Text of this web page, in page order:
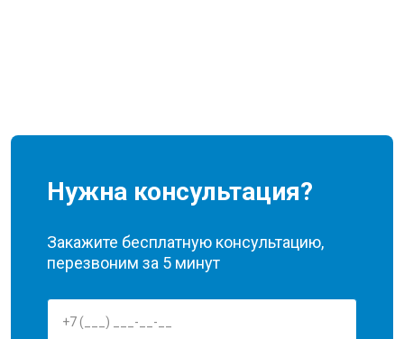
Нужна консультация?
Закажите бесплатную консультацию,
перезвоним за 5 минут